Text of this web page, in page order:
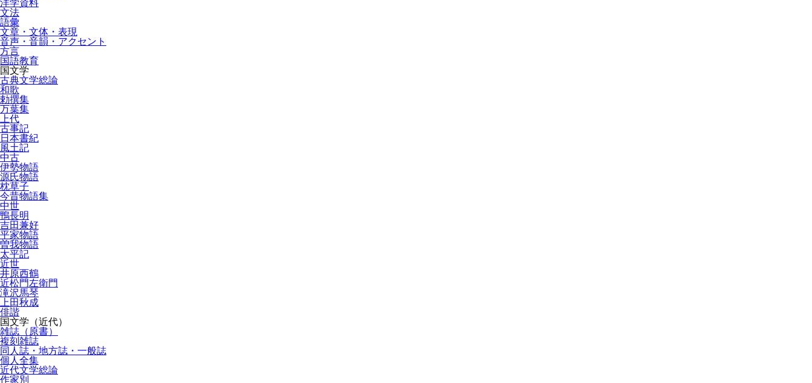
洋学資料
文法
語彙
文章・文体・表現
音声・音韻・アクセント
方言
国語教育
国文学
古典文学総論
和歌
勅撰集
万葉集
上代
古事記
日本書紀
風土記
中古
伊勢物語
源氏物語
枕草子
今昔物語集
中世
鴨長明
吉田兼好
平家物語
曽我物語
太平記
近世
井原西鶴
近松門左衛門
滝沢馬琴
上田秋成
俳諧
国文学（近代）
雑誌（原書）
複刻雑誌
同人誌・地方誌・一般誌
個人全集
近代文学総論
作家別